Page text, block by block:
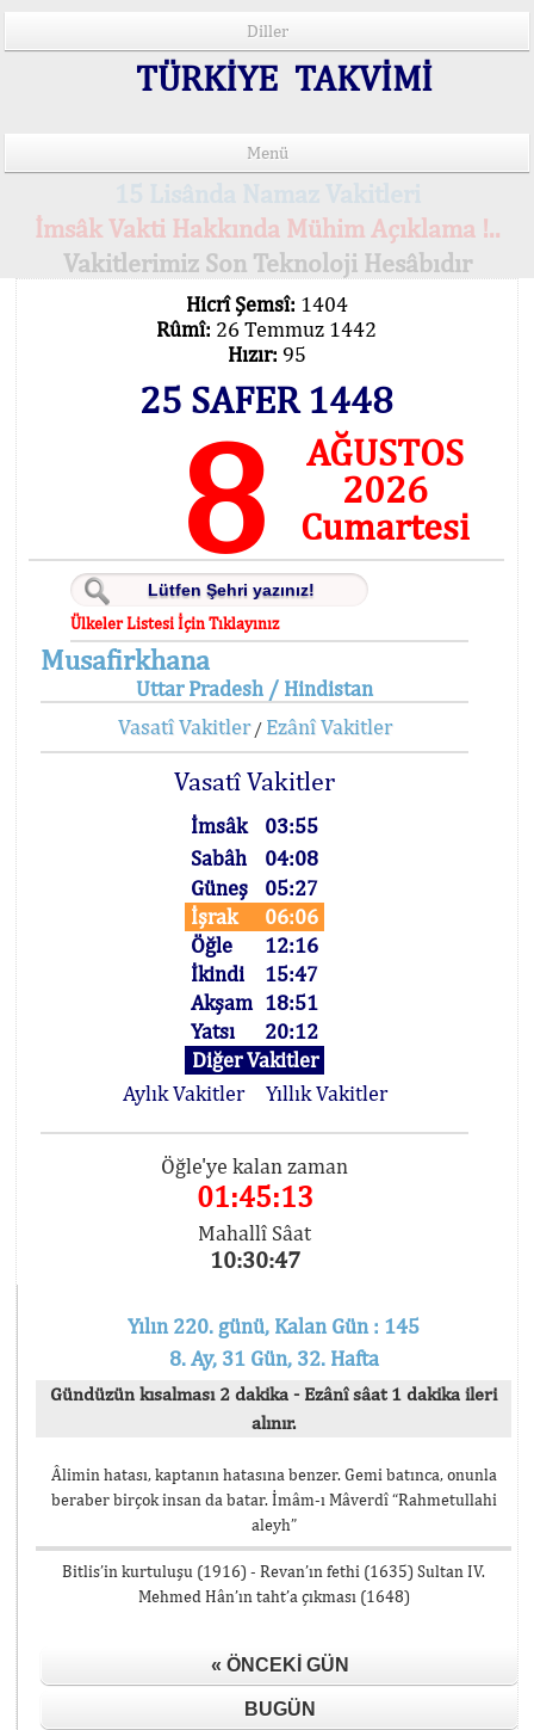
Diller
TÜRKİYE TAKVİMİ
Menü
İmsâk Vakti Hakkında Mühim Açıklama !..
Vakitlerimiz Son Teknoloji Hesâbıdır
Hicrî Şemsî: 1404
Rûmî: 26 Temmuz 1442
Hızır: 95
25 SAFER 1448
8
AĞUSTOS
2026
Cumartesi
Ülkeler Listesi İçin Tıklayınız
Musafirkhana
Uttar Pradesh / Hindistan
Vasatî Vakitler/ Ezânî Vakitler
Vasatî Vakitler
İmsâk
03:55
Sabâh
04:08
Güneş
05:27
İşrak
06:06
Öğle
12:16
İkindi
15:47
Akşam 18:51
Yatsı
20:12
Diğer Vakitler
Aylık Vakitler
Yıllık Vakitler
Öğle'ye kalan zaman
01:45:13
Mahallî Sâat
10:30:47
Yılın 220. günü, Kalan Gün : 145
8. Ay, 31 Gün, 32. Hafta
Gündüzün kısalması 2 dakika - Ezânî sâat 1 dakika ileri
alınır.
Âlimin hatası, kaptanın hatasına benzer. Gemi batınca, onunla
beraber birçok insan da batar. İmâm-ı Mâverdî “Rahmetullahi
aleyh”
Bitlis’in kurtuluşu (1916) - Revan’ın fethi (1635) Sultan IV.
Mehmed Hân’ın taht’a çıkması (1648)
« ÖNCEKI GÜN
BUGÜN